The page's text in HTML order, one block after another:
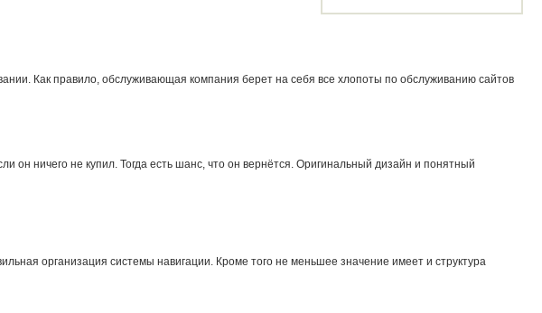
Как правило, обслуживающая компания берет на себя все хлопоты по обслуживанию сайтов
он ничего не купил. Тогда есть шанс, что он вернётся. Оригинальный дизайн и понятный
организация системы навигации. Кроме того не меньшее значение имеет и структура